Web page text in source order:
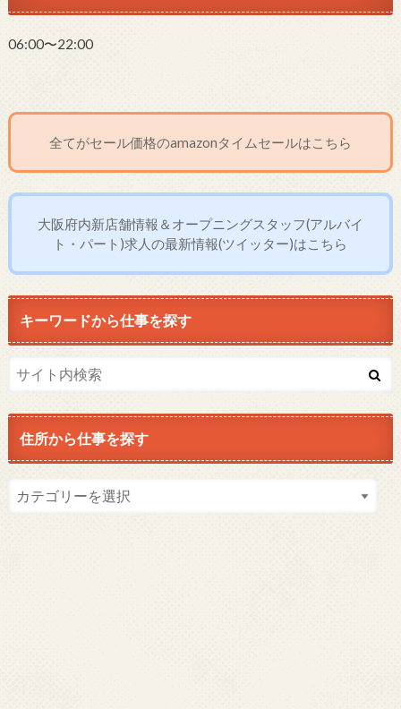
06:00〜22:00
全てがセール価格のamazonタイムセールはこちら
大阪府内新店舗情報＆オープニングスタッフ(アルバイ
ト・パート)求人の最新情報(ツイッター)はこちら
キーワードから仕事を探す
住所から仕事を探す